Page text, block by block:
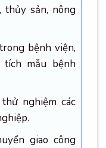
thủy sản, nông
bệnh viện,
mẫu bệnh
nghiệm các
giao công